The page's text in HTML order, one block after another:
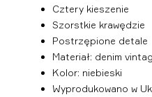
Cztery kieszenie
Szorstkie krawędzie
Postrzępione detale
Materiał: denim
Kolor: niebieski
Wyprodukowano w